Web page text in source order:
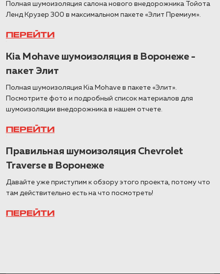
Полная шумоизоляция салона нового внедорожника Тойота
Ленд Крузер 300 в максимальном пакете «Элит Премиум».
ПЕРЕЙТИ
Kia Mohave шумоизоляция в Воронеже -
пакет Элит
Полная шумоизоляция Kia Mohave в пакете «Элит».
Посмотрите фото и подробный список материалов для
шумоизоляции внедорожника в нашем отчете.
ПЕРЕЙТИ
Правильная шумоизоляция Chevrolet
Traverse в Воронеже
Давайте уже приступим к обзору этого проекта, потому что
там действительно есть на что посмотреть!
ПЕРЕЙТИ